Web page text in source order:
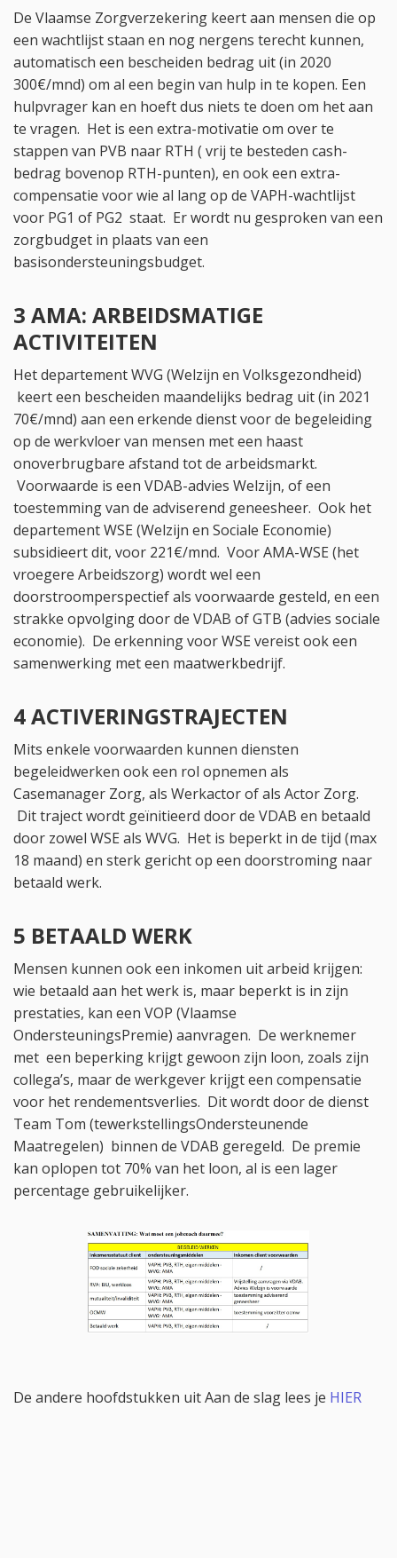
De Vlaamse Zorgverzekering keert aan mensen die op
een wachtlijst staan en nog nergens terecht kunnen,
automatisch een bescheiden bedrag uit (in 2020
300€/mnd) om al een begin van hulp in te kopen. Een
hulpvrager kan en hoeft dus niets te doen om het aan
te vragen. Het is een extra-motivatie om over te
stappen van PVB naar RTH ( vrij te besteden cash-
bedrag bovenop RTH-punten), en ook een extra-
compensatie voor wie al lang op de VAPH-wachtlijst
voor PG1 of PG2 staat. Er wordt nu gesproken van een
zorgbudget in plaats van een
basisondersteuningsbudget.
3 AMA: ARBEIDSMATIGE
ACTIVITEITEN
Het departement WVG (Welzijn en Volksgezondheid)
keert een bescheiden maandelijks bedrag uit (in 2021
70€/mnd) aan een erkende dienst voor de begeleiding
op de werkvloer van mensen met een haast
onoverbrugbare afstand tot de arbeidsmarkt.
Voorwaarde is een VDAB-advies Welzijn, of een
toestemming van de adviserend geneesheer. Ook het
departement WSE (Welzijn en Sociale Economie)
subsidieert dit, voor 221€/mnd. Voor AMA-WSE (het
vroegere Arbeidszorg) wordt wel een
doorstroomperspectief als voorwaarde gesteld, en een
strakke opvolging door de VDAB of GTB (advies sociale
economie). De erkenning voor WSE vereist ook een
samenwerking met een maatwerkbedrijf.
4 ACTIVERINGSTRAJECTEN
Mits enkele voorwaarden kunnen diensten
begeleidwerken ook een rol opnemen als
Casemanager Zorg, als Werkactor of als Actor Zorg.
Dit traject wordt geïnitieerd door de VDAB en betaald
door zowel WSE als WVG. Het is beperkt in de tijd (max
18 maand) en sterk gericht op een doorstroming naar
betaald werk.
5 BETAALD WERK
Mensen kunnen ook een inkomen uit arbeid krijgen:
wie betaald aan het werk is, maar beperkt is in zijn
prestaties, kan een VOP (Vlaamse
OndersteuningsPremie) aanvragen. De werknemer
met een beperking krijgt gewoon zijn loon, zoals zijn
collega’s, maar de werkgever krijgt een compensatie
voor het rendementsverlies. Dit wordt door de dienst
Team Tom (tewerkstellingsOndersteunende
Maatregelen) binnen de VDAB geregeld. De premie
kan oplopen tot 70% van het loon, al is een lager
percentage gebruikelijker.
De andere hoofdstukken uit Aan de slag lees je HIER